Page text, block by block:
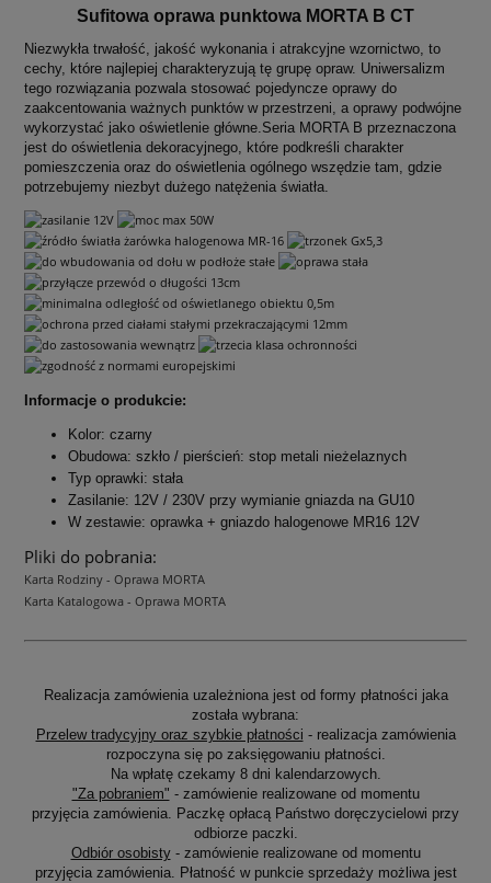
Sufitowa oprawa punktowa MORTA B CT
Niezwykła trwałość, jakość wykonania i atrakcyjne wzornictwo, to
cechy, które najlepiej charakteryzują tę grupę opraw. Uniwersalizm
tego rozwiązania pozwala stosować pojedyncze oprawy do
zaakcentowania ważnych punktów w przestrzeni, a oprawy podwójne
wykorzystać jako oświetlenie główne.Seria MORTA B przeznaczona
jest do oświetlenia dekoracyjnego, które podkreśli charakter
pomieszczenia oraz do oświetlenia ogólnego wszędzie tam, gdzie
potrzebujemy niezbyt dużego natężenia światła.
Informacje o produkcie:
Kolor: czarny
Obudowa: szkło / pierścień: stop metali nieżelaznych
Typ oprawki: stała
Zasilanie: 12V / 230V przy wymianie gniazda na GU10
W zestawie: oprawka + gniazdo halogenowe MR16 12V
Pliki do pobrania:
Karta Rodziny - Oprawa MORTA
Karta Katalogowa - Oprawa MORTA
Realizacja zamówienia uzależniona jest od formy płatności jaka
została wybrana:
Przelew tradycyjny oraz szybkie płatności - realizacja zamówienia
rozpoczyna się po zaksięgowaniu płatności.
Na wpłatę czekamy 8 dni kalendarzowych.
"Za pobraniem" - zamówienie realizowane od momentu
przyjęcia zamówienia. Paczkę opłacą Państwo doręczycielowi przy
odbiorze paczki.
Odbiór osobisty- zamówienie realizowane od momentu
przyjęcia zamówienia. Płatność w punkcie sprzedaży możliwa jest